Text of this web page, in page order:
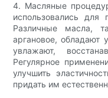
4. Масляные
использовались для
Различные масла,
аргановое, обладают
увлажают,
Регулярное
улучшить
придать им